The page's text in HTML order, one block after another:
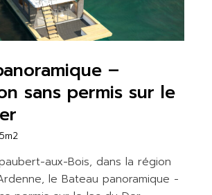
–
sans permis sur le
aux-Bois, dans la région
le Bateau panoramique -